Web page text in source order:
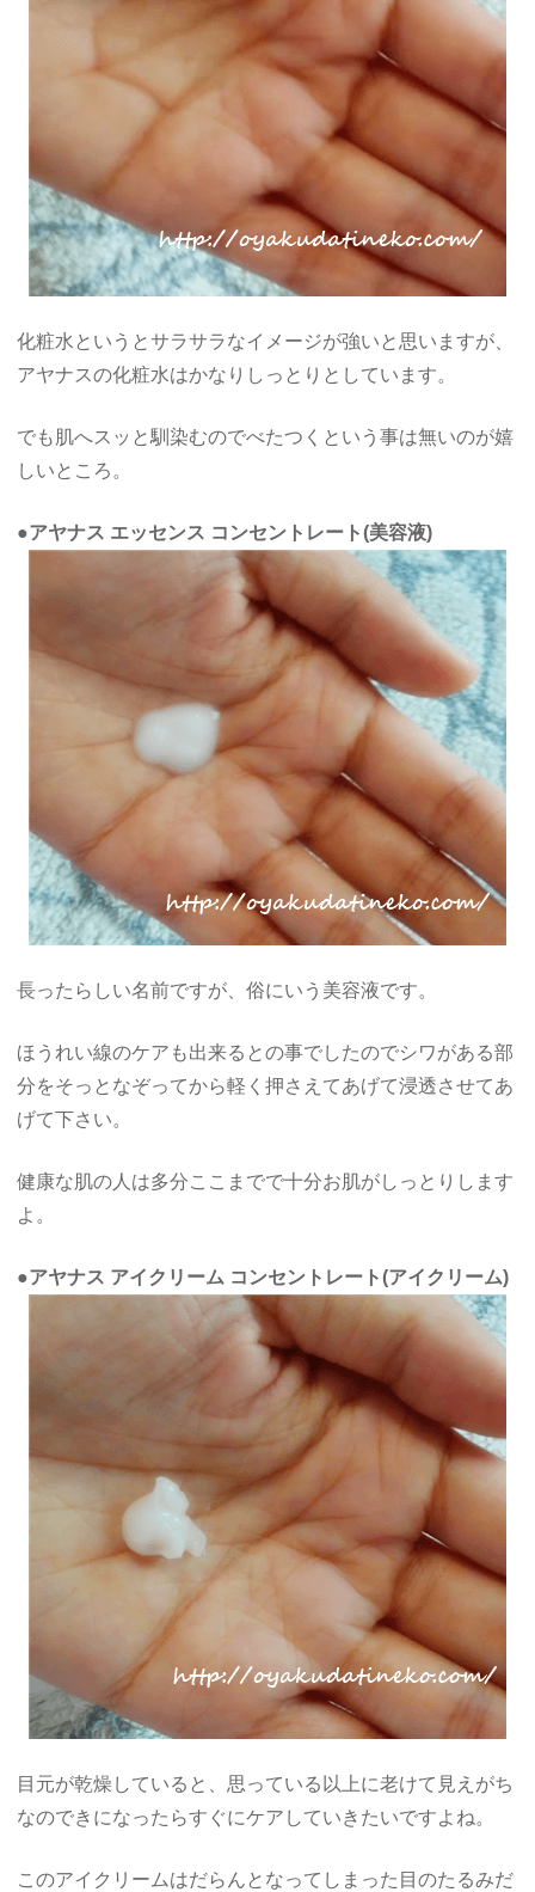
化粧水というとサラサラなイメージが強いと思いますが、
アヤナスの化粧水はかなりしっとりとしています。
でも肌へスッと馴染むのでべたつくという事は無いのが嬉
しいところ。
●アヤナス エッセンス コンセントレート(美容液)
長ったらしい名前ですが、俗にいう美容液です。
ほうれい線のケアも出来るとの事でしたのでシワがある部
分をそっとなぞってから軽く押さえてあげて浸透させてあ
げて下さい。
健康な肌の人は多分ここまでで十分お肌がしっとりします
よ。
●アヤナス アイクリーム コンセントレート(アイクリーム)
目元が乾燥していると、思っている以上に老けて見えがち
なのできになったらすぐにケアしていきたいですよね。
このアイクリームはだらんとなってしまった目のたるみだ